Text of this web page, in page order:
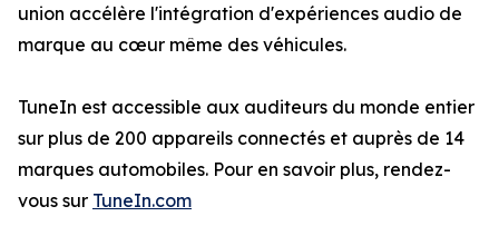
union accélère l'intégration d'expériences audio de
marque au cœur même des véhicules.
TuneIn est accessible aux auditeurs du monde entier
sur plus de 200 appareils connectés et auprès de 14
marques automobiles. Pour en savoir plus, rendez-
vous sur TuneIn.com